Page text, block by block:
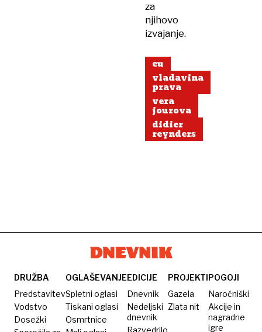
za
njihovo
izvajanje.
eu
vladavina
prava
vera
jourova
didier
reynders
DRUŽBA
Predstavitev
Vodstvo
Dosežki
OGLAŠEVANJE
Spletni oglasi
Tiskani oglasi
Osmrtnice
EDICIJE
Dnevnik
Nedeljski
dnevnik
PROJEKTI
Gazela
Zlata nit
POGOJI
Naročniški
Akcije in
nagradne
igre